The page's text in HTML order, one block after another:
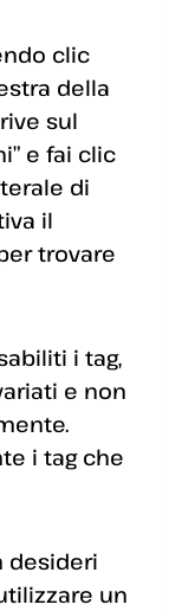
clic
della
sul
e fai clic
di
il
trovare
i tag,
e non
i tag che
desideri
un